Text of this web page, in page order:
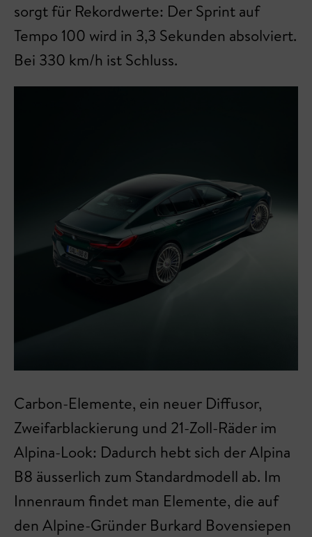
sorgt für Rekordwerte: Der Sprint auf
Tempo 100 wird in 3,3 Sekunden absolviert.
Bei 330 km/h ist Schluss.
Carbon-Elemente, ein neuer Diffusor,
Zweifarblackierung und 21-Zoll-Räder im
Alpina-Look: Dadurch hebt sich der Alpina
B8 äusserlich zum Standardmodell ab. Im
Innenraum findet man Elemente, die auf
den Alpine-Gründer Burkard Bovensiepen